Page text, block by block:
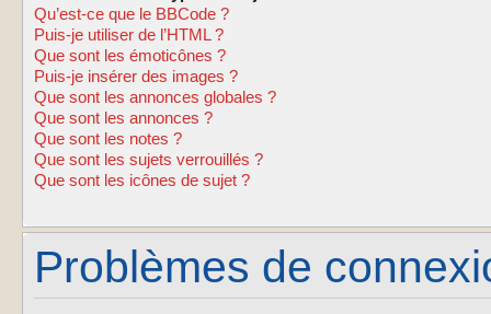
Qu’est-ce que le BBCode ?
Puis-je utiliser de l’HTML ?
Que sont les émoticônes ?
Puis-je insérer des images ?
Que sont les annonces globales ?
Que sont les annonces ?
Que sont les notes ?
Que sont les sujets verrouillés ?
Que sont les icônes de sujet ?
Problèmes de